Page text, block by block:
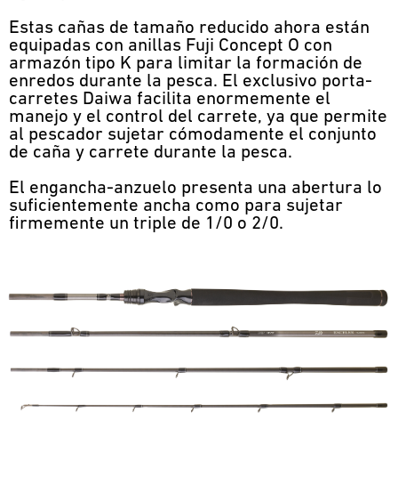
Estas cañas de tamaño reducido ahora están
equipadas con anillas Fuji Concept O con
armazón tipo K para limitar la formación de
enredos durante la pesca. El exclusivo porta-
carretes Daiwa facilita enormemente el
manejo y el control del carrete, ya que permite
al pescador sujetar cómodamente el conjunto
de caña y carrete durante la pesca.
El engancha-anzuelo presenta una abertura lo
suficientemente ancha como para sujetar
firmemente un triple de 1/0 o 2/0.